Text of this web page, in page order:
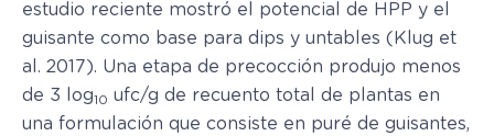
estudio reciente mostró el potencial de HPP y el
guisante como base para dips y untables (Klug et
al. 2017). Una etapa de precocción produjo menos
de 3 log10 ufc/g de recuento total de plantas en
una formulación que consiste en puré de guisantes,